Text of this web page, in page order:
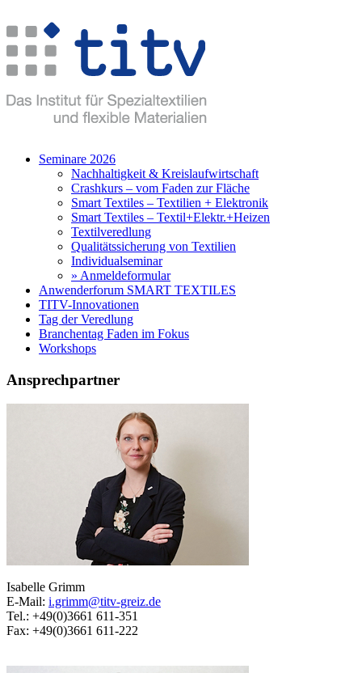
Seminare 2026
Nachhaltigkeit & Kreislaufwirtschaft
Crashkurs – vom Faden zur Fläche
Smart Textiles – Textilien + Elektronik
Smart Textiles – Textil+Elektr.+Heizen
Textilveredlung
Qualitätssicherung von Textilien
Individualseminar
» Anmeldeformular
Anwenderforum SMART TEXTILES
TITV-Innovationen
Tag der Veredlung
Branchentag Faden im Fokus
Workshops
Ansprechpartner
Isabelle Grimm
E-Mail: i.grimm@titv-greiz.de
Tel.: +49(0)3661 611-351
Fax: +49(0)3661 611-222